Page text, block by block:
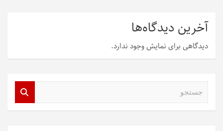
آخرین دیدگاه‌ها
دیدگاهی برای نمایش وجود ندارد.